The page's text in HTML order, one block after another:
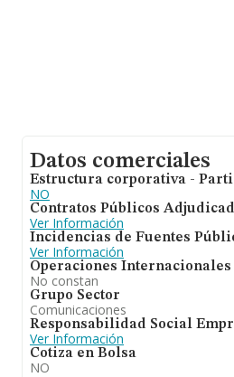
Datos comerciales
Estructura corporativa -
NO
Contratos Públicos
Ver Información
Incidencias de Fuentes
Ver Información
Operaciones Internacionales
No constan
Grupo Sector
Comunicaciones
Responsabilidad Social
Ver Información
Cotiza en Bolsa
NO